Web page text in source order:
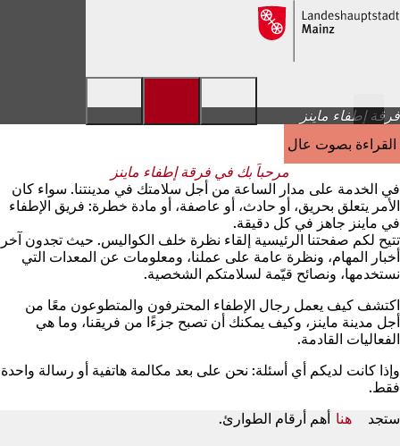
الانتقال إلى المحتوى
فرقة إطفاء ماينز
القراءة بصوت عالٍ
مرحباً بك في فرقة إطفاء ماينز
في الخدمة على مدار الساعة من أجل سلامتك في مدينتنا. سواء كان
الأمر يتعلق بحريق، أو حادث، أو عاصفة، أو مادة خطرة: فريق الإطفاء
في ماينز جاهز في كل دقيقة.
تتيح لكم صفحتنا الرئيسية إلقاء نظرة خلف الكواليس. حيث تجدون آخر
أخبار المهام، ونظرة عامة على عملنا، ومعلومات عن المعدات التي
نستخدمها، ونصائح قيّمة لسلامتكم الشخصية.
اكتشف كيف يعمل رجال الإطفاء المحترفون والمتطوعون معًا من
أجل مدينة ماينز، وكيف يمكنك أن تصبح جزءًا من فريقنا، وما هي
الفعاليات القادمة.
وإذا كانت لديكم أي أسئلة: نحن على بعد مكالمة هاتفية أو رسالة واحدة
فقط.
ستجد
هنا أهم أرقام الطوارئ.